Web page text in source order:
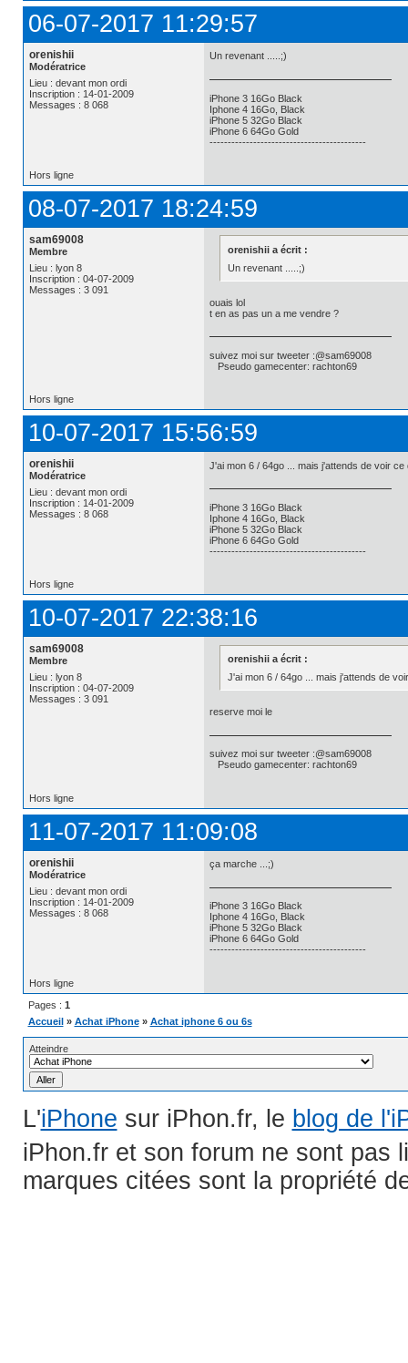
06-07-2017 11:29:57
orenishii
Modératrice
Lieu : devant mon ordi
Inscription : 14-01-2009
Messages : 8 068
Un revenant .....;)
iPhone 3 16Go Black
Iphone 4 16Go, Black
iPhone 5 32Go Black
iPhone 6 64Go Gold
-------------------------------------------
Hors ligne
08-07-2017 18:24:59
sam69008
Membre
Lieu : lyon 8
Inscription : 04-07-2009
Messages : 3 091
orenishii a écrit :
Un revenant .....;)
ouais lol
t en as pas un a me vendre ?
suivez moi sur tweeter :@sam69008
Pseudo gamecenter: rachton69
Hors ligne
10-07-2017 15:56:59
orenishii
Modératrice
Lieu : devant mon ordi
Inscription : 14-01-2009
Messages : 8 068
J'ai mon 6 / 64go ... mais j'attends de voir ce
iPhone 3 16Go Black
Iphone 4 16Go, Black
iPhone 5 32Go Black
iPhone 6 64Go Gold
-------------------------------------------
Hors ligne
10-07-2017 22:38:16
sam69008
Membre
Lieu : lyon 8
Inscription : 04-07-2009
Messages : 3 091
orenishii a écrit :
J'ai mon 6 / 64go ... mais j'attends de
reserve moi le
suivez moi sur tweeter :@sam69008
Pseudo gamecenter: rachton69
Hors ligne
11-07-2017 11:09:08
orenishii
Modératrice
Lieu : devant mon ordi
Inscription : 14-01-2009
Messages : 8 068
ça marche ...;)
iPhone 3 16Go Black
Iphone 4 16Go, Black
iPhone 5 32Go Black
iPhone 6 64Go Gold
-------------------------------------------
Hors ligne
Pages : 1
Accueil » Achat iPhone » Achat iphone 6 ou 6s
Atteindre
L'iPhone sur iPhon.fr, le blog de
iPhon.fr et son forum ne sont pas
marques citées sont la propriété